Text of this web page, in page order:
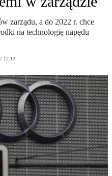
zarządu, a do 2022 r. chce
na technologię napędu
12:12